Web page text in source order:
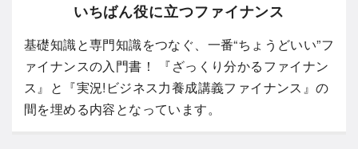
いちばん役に立つファイナンス
基礎知識と専門知識をつなぐ、一番“ちょうどいい”フ
ァイナンスの入門書！ 『ざっくり分かるファイナン
ス』と『実況!ビジネス力養成講義ファイナンス』の
間を埋める内容となっています。